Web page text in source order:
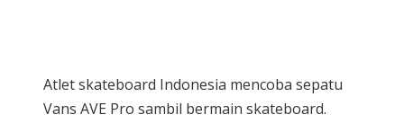
Atlet skateboard Indonesia mencoba sepatu
Vans AVE Pro sambil bermain skateboard.